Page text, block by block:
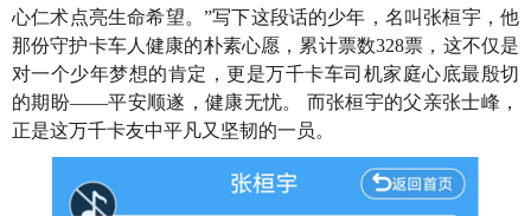
心仁术点亮生命希望。”写下这段话的少年，名叫张桓宇，他
那份守护卡车人健康的朴素心愿，累计票数328票，这不仅是
对一个少年梦想的肯定，更是万千卡车司机家庭心底最殷切
的期盼——平安顺遂，健康无忧。 而张桓宇的父亲张士峰，
正是这万千卡友中平凡又坚韧的一员。